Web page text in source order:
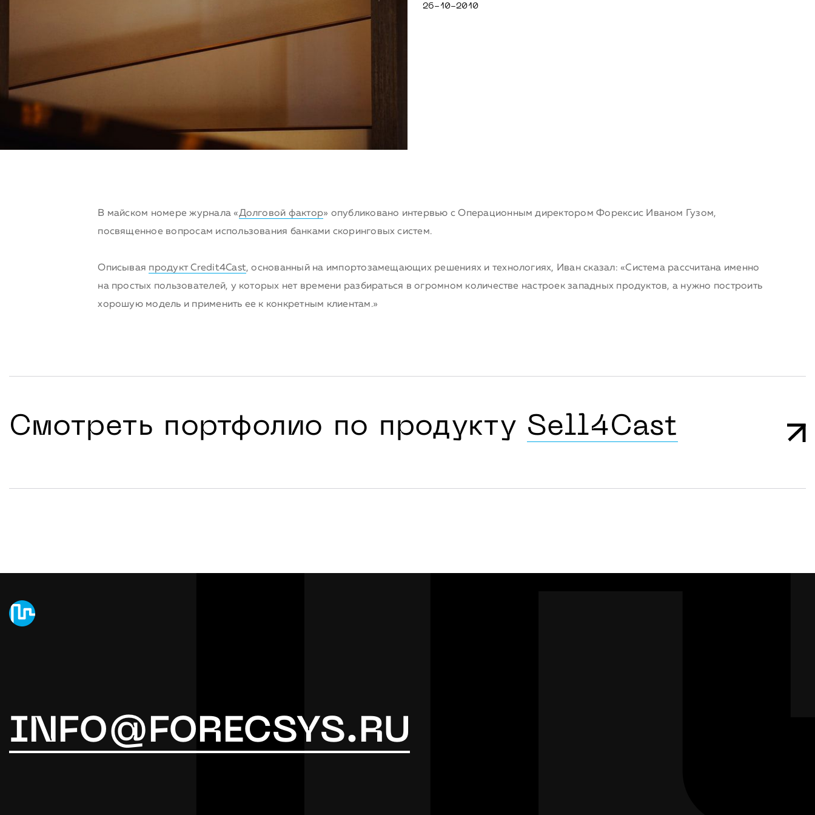
26-10-2010
В майском номере журнала «Долговой фактор» опубликовано интервью с Операционным директором Форексис Иваном Гузом,
посвященное вопросам использования банками скоринговых систем.
Описывая продукт Credit4Cast, основанный на импортозамещающих решениях и технологиях, Иван сказал: «Система рассчитана именно
на простых пользователей, у которых нет времени разбираться в огромном количестве настроек западных продуктов, а нужно построить
хорошую модель и применить ее к конкретным клиентам.»
Смотреть портфолио по продукту Sell4Cast
INFO@FORECSYS.RU